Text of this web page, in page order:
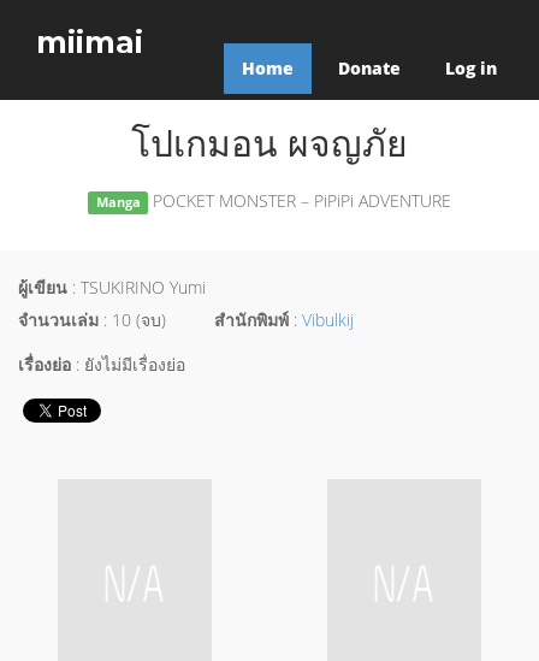
miimai
Home Donate Log in
โปเกมอน ผจญภัย
Manga POCKET MONSTER – PiPiPi ADVENTURE
ผู้เขียน : TSUKIRINO Yumi
จำนวนเล่ม : 10 (จบ) สำนักพิมพ์ : Vibulkij
เรื่องย่อ : ยังไม่มีเรื่องย่อ